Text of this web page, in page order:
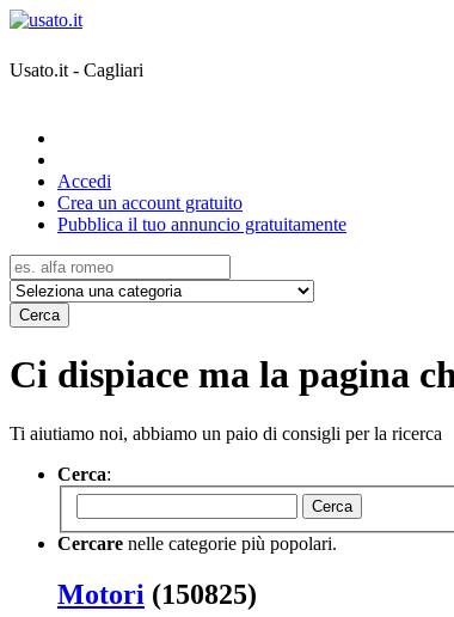
Usato.it - Cagliari
Accedi
Crea un account gratuito
Pubblica il tuo annuncio gratuitamente
Cerca
Ci dispiace ma la pagina
Ti aiutiamo noi, abbiamo un paio di consigli per la ricerca
Cerca:
Cerca
Cercare nelle categorie più popolari.
Motori (150825)